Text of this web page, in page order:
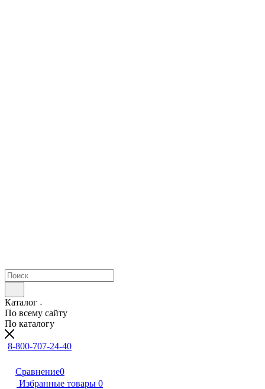
Каталог
По всему сайту
По каталогу
8-800-707-24-40
Сравнение0
Избранные товары 0